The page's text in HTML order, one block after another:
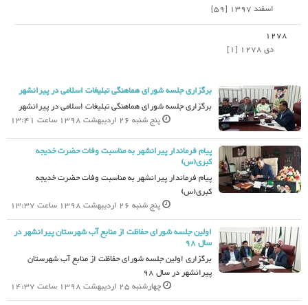
اسفند 1397 [59]
1278
دی 1278 [1]
برگزاری جلسه شورای هماهنگی تبلیغات اسلامی در پیرانشهر
برگزاری جلسه شورای هماهنگی تبلیغات اسلامی در پیرانشهر
پنج شنبه 26 اردیبهشت 1398 ساعت 13:41
پیام فرماندار پیرانشهر به مناسبت وفات حضرت خدیجه
کبری(س)
پیام فرماندار پیرانشهر به مناسبت وفات حضرت خدیجه
کبری(س)
پنج شنبه 26 اردیبهشت 1398 ساعت 13:37
اولین جلسه شورای حفاظت از منابع آب شهرستان پیرانشهر در
سال 98
برگزاری اولین جلسه شورای حفاظت از منابع آب شهرستان
پیرانشهر در سال 98
چهارشنبه 25 اردیبهشت 1398 ساعت 14:37